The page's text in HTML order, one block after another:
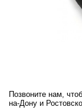
Позвоните нам,
на-Дону и